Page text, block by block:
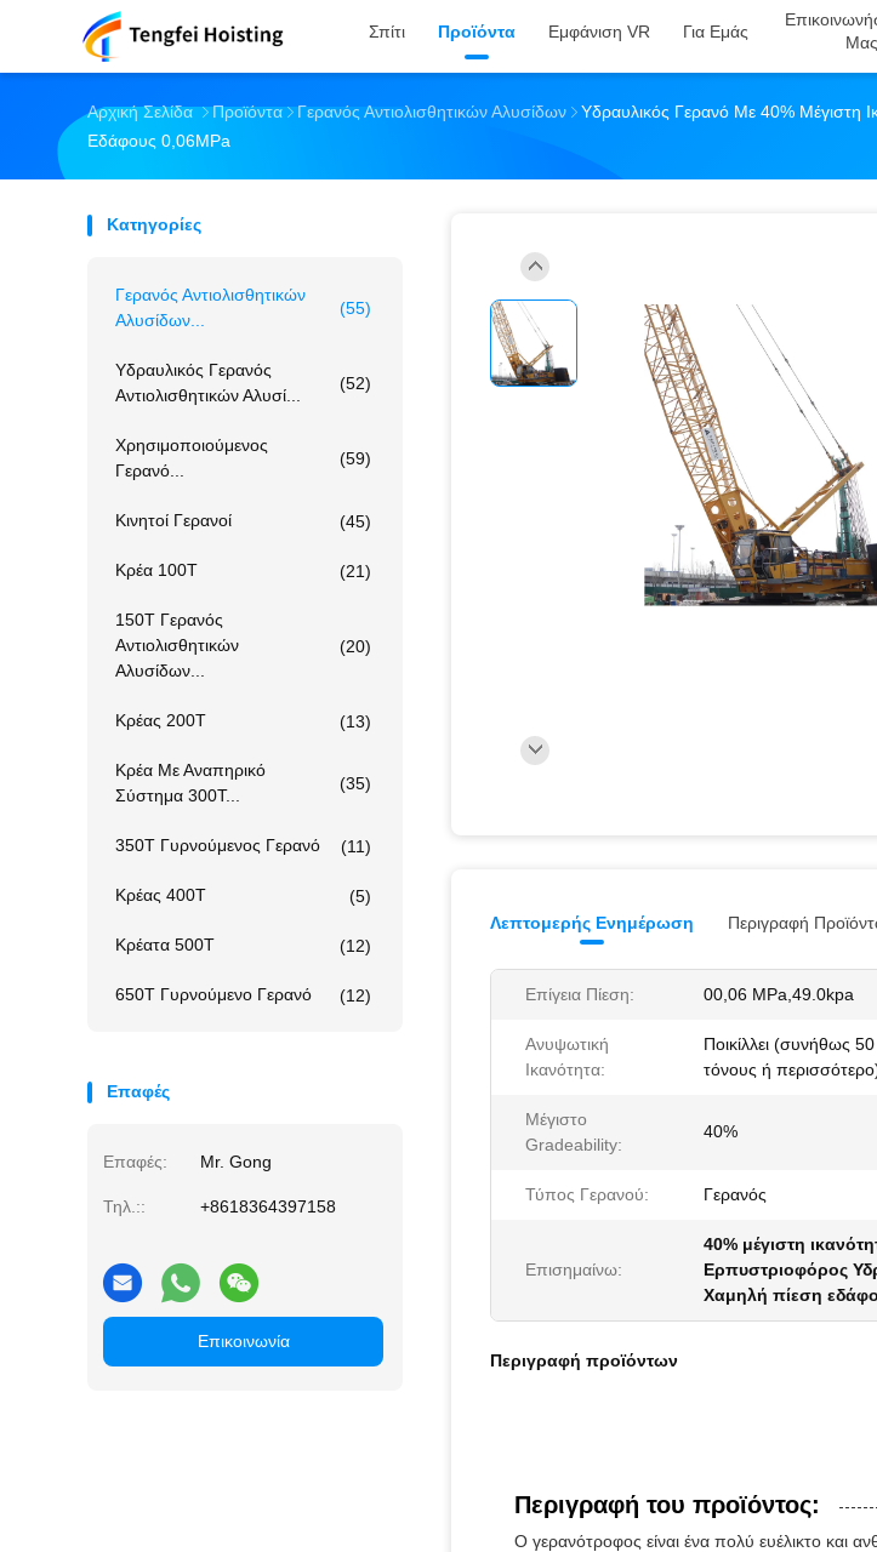
Σπίτι Προϊόντα Εμφάνιση VR Για Εμάς
Μας
Αρχική Σελίδα Προϊόντα Γερανός Αντιολισθητικών Αλυσίδων
Υδραυλικός Γερανό Με 40% Μέγιστη
Εδάφους 0,06MPa
Κατηγορίες
Γερανός Αντιολισθητικών
Αλυσίδων...
(55)
Υδραυλικός Γερανός
Αντιολισθητικών Αλυσί...
(52)
Χρησιμοποιούμενος
Γερανό...
(59)
Κινητοί Γερανοί (45)
Κρέα 100T (21)
150T Γερανός
Αντιολισθητικών
Αλυσίδων...
(20)
Κρέας 200T (13)
Κρέα Με Αναπηρικό
Σύστημα 300T...
(35)
350T Γυρνούμενος Γερανό (11)
Κρέας 400T (5)
Κρέατα 500T (12)
650T Γυρνούμενο Γερανό (12)
Επαφές
Επαφές: Mr. Gong
Τηλ.:: +8618364397158
Επικοινωνία
Λεπτομερής Ενημέρωση Περιγραφή
Επίγεια Πίεση: 00,06 MPa,49.0kpa
Ανυψωτική
Ικανότητα:
Ποικίλλει (συνήθως
τόνους ή
Μέγιστο
Gradeability:
40%
Τύπος Γερανού: Γερανός
Επισημαίνω:
40% μέγιστη
Ερπυστριοφόρος
Χαμηλή πίεση
Περιγραφή προϊόντων
Περιγραφή του προϊόντος:
Ο γερανότροφος είναι ένα πολύ ευέλικτο και